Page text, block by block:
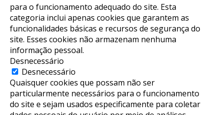
para o funcionamento adequado do site. Esta
categoria inclui apenas cookies que garantem as
funcionalidades básicas e recursos de segurança do
site. Esses cookies não armazenam nenhuma
informação pessoal.
Desnecessário
Desnecessário
Quaisquer cookies que possam não ser
particularmente necessários para o funcionamento
do site e sejam usados ​​especificamente para coletar